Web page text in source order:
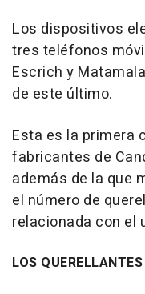
Los dispositivos
tres teléfonos
Escrich y
de este último.
Esta es la primera
fabricantes de
además de la que
el número de
relacionada con el
LOS QUERELLANTES